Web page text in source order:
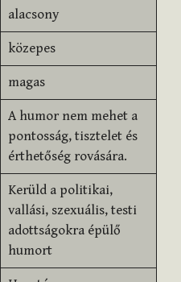
alacsony
közepes
magas
A humor nem mehet a
pontosság, tisztelet és
érthetőség rovására.
Kerüld a politikai,
vallási, szexuális, testi
adottságokra épülő
humort